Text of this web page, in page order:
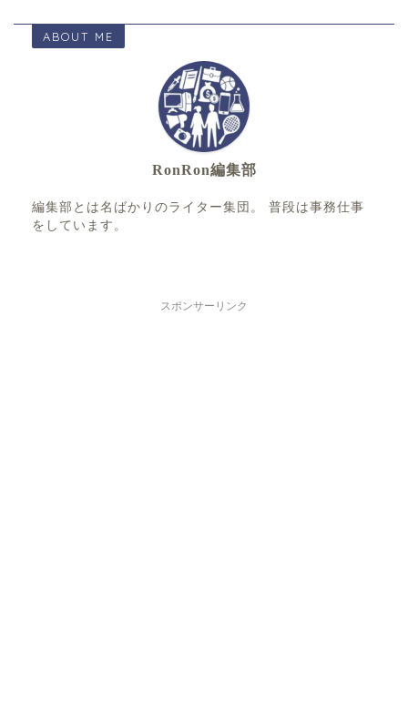
ABOUT ME
RonRon編集部
編集部とは名ばかりのライター集団。 普段は事務仕事
をしています。
スポンサーリンク